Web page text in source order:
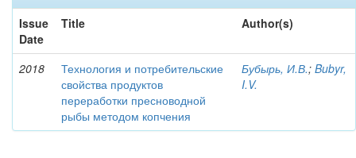
Issue
Date
Title Author(s)
2018
Технология и потребительские
свойства продуктов
переработки пресноводной
рыбы методом копчения
Бубырь, И.В.; Bubyr,
I.V.